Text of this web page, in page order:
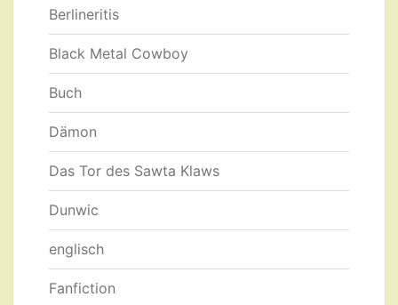
Berlineritis
Black Metal Cowboy
Buch
Dämon
Das Tor des Sawta Klaws
Dunwic
englisch
Fanfiction